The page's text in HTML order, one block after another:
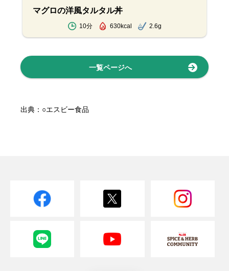
マグロの洋風タルタル丼
10分 630kcal 2.6g
一覧ページへ
出典：○エスビー食品